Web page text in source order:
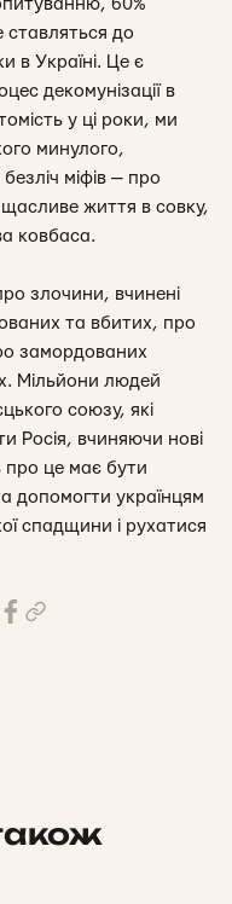
60%
ставляться до
в Україні. Це є
декомунізації в
у ці роки, ми
минулого,
міфів — про
життя в совку,
ковбаса.
злочини, вчинені
та вбитих, про
замордованих
Мільйони людей
союзу, які
Росія, вчиняючи нові
про це має бути
допомогти українцям
спадщини і рухатися